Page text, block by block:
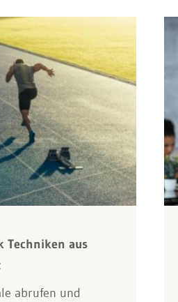
Techniken aus
abrufen und